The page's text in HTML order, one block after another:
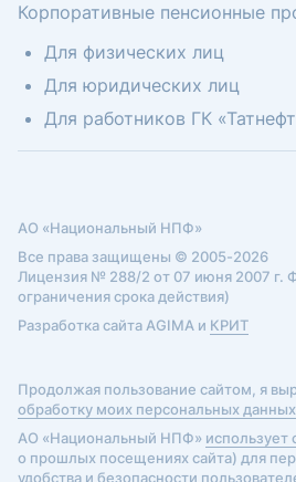
Корпоративные пенсионные
Для физических лиц
Для юридических лиц
Для работников ГК
АО «Национальный НПФ»
Все права защищены © 2005-2026
Лицензия № 288/2 от 07 июня 2007 г.
ограничения срока действия)
Разработка сайта AGIMA и КРИТ
Продолжая пользование сайтом, я
обработку моих персональных данных
АО «Национальный НПФ» использует
о прошлых посещениях сайта) для
удобства и безопасности